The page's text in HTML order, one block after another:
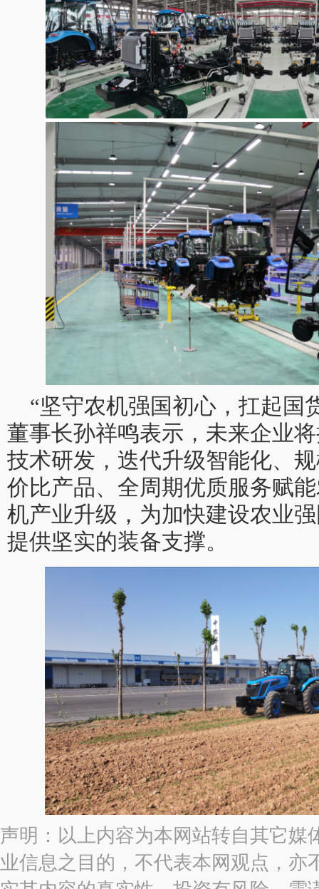
“坚守农机强国初心，扛起国
董事长孙祥鸣表示，未来企业
技术研发，迭代升级智能化、
价比产品、全周期优质服务赋
机产业升级，为加快建设农业
提供坚实的装备支撑。
声明：以上内容为本网站转自其它媒
业信息之目的，不代表本网观点，亦